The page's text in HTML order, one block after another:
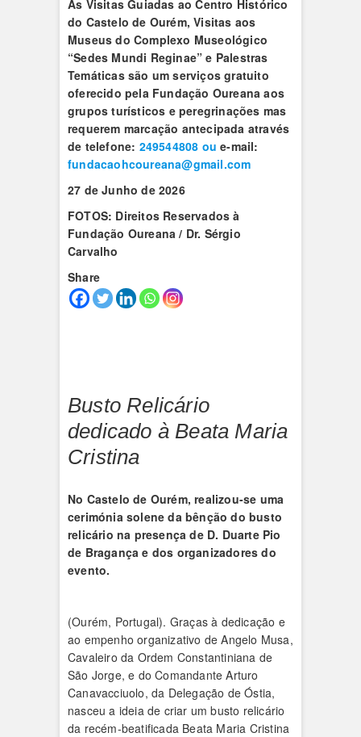
As Visitas Guiadas ao Centro Histórico
do Castelo de Ourém, Visitas aos
Museus do Complexo Museológico
“Sedes Mundi Reginae” e Palestras
Temáticas são um serviços gratuito
oferecido pela Fundação Oureanaaos
grupos turísticos e peregrinações mas
requerem marcação antecipada através
de telefone: 249544808 ou e-mail:
fundacaohcoureana@gmail.com
27 de Junho de 2026
FOTOS: Direitos Reservados à
Fundação Oureana / Dr. Sérgio
Carvalho
Share
Busto Relicário
dedicado à Beata Maria
Cristina
No Castelo de Ourém, realizou-se uma
cerimónia solene da bênção do busto
relicário na presença de D. Duarte Pio
de Bragança e dos organizadores do
evento.
(Ourém, Portugal). Graças à dedicação e
ao empenho organizativo de Angelo Musa,
Cavaleiro da Ordem Constantiniana de
São Jorge, e do Comandante Arturo
Canavacciuolo, da Delegação de Óstia,
nasceu a ideia de criar um busto relicário
da recém-beatificada Beata Maria Cristina